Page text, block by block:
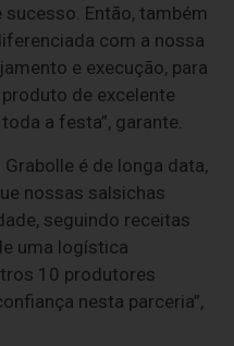
Então, também
com a nossa
e execução, para
de excelente
a festa”, garante.
é de longa data,
nossas salsichas
seguindo receitas
uma logística
10 produtores
nesta parceria”,